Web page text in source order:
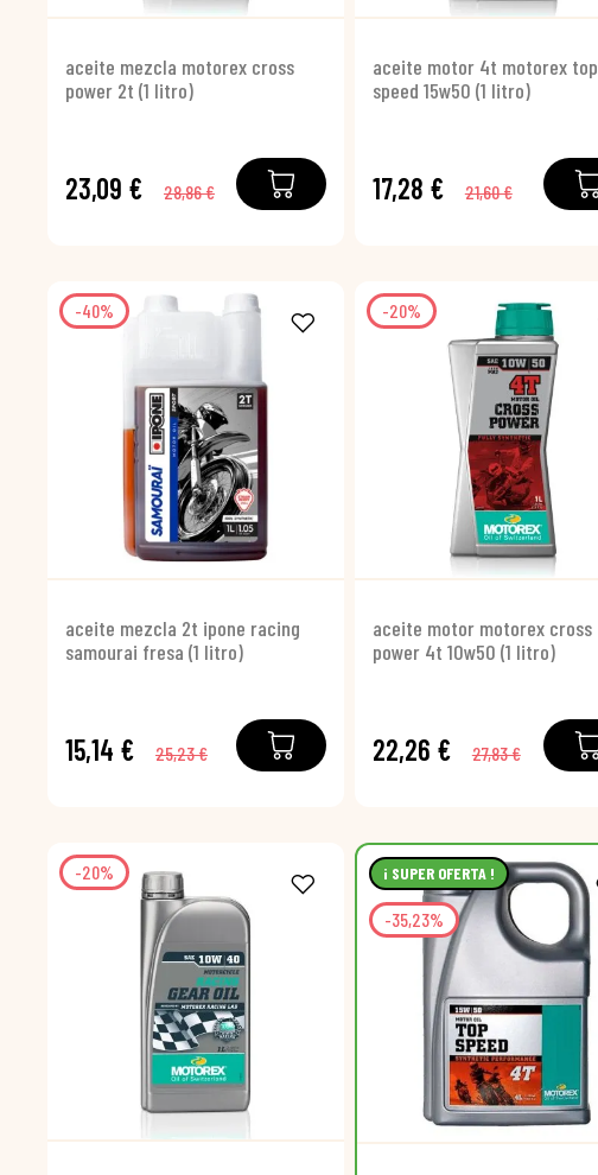
aceite mezcla motorex cross
power 2t (1 litro)
23,09 € 28,86 €
aceite motor 4t motorex top
speed 15w50 (1 litro)
17,28 € 21,60 €
-40%
aceite mezcla 2t ipone racing
samourai fresa (1 litro)
15,14 € 25,23 €
-20%
aceite motor motorex cross
power 4t 10w50 (1 litro)
22,26 € 27,83 €
-20% ¡ SUPER OFERTA !
-35,23%